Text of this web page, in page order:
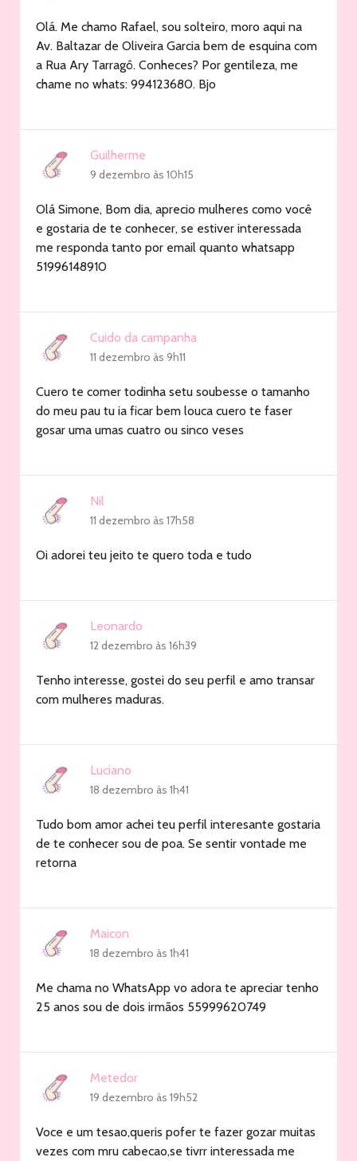
Olá. Me chamo Rafael, sou solteiro, moro aqui na
Av. Baltazar de Oliveira Garcia bem de esquina com
a Rua Ary Tarragô. Conheces? Por gentileza, me
chame no whats: 994123680. Bjo
Guilherme
9 dezembro às 10h15
Olá Simone, Bom dia, aprecio mulheres como você
e gostaria de te conhecer, se estiver interessada
me responda tanto por email quanto whatsapp
51996148910
Cuido da campanha
11 dezembro às 9h11
Cuero te comer todinha setu soubesse o tamanho
do meu pau tu ia ficar bem louca cuero te faser
gosar uma umas cuatro ou sinco veses
Nil
11 dezembro às 17h58
Oi adorei teu jeito te quero toda e tudo
Leonardo
12 dezembro às 16h39
Tenho interesse, gostei do seu perfil e amo transar
com mulheres maduras.
Luciano
18 dezembro às 1h41
Tudo bom amor achei teu perfil interesante gostaria
de te conhecer sou de poa. Se sentir vontade me
retorna
Maicon
18 dezembro às 1h41
Me chama no WhatsApp vo adora te apreciar tenho
25 anos sou de dois irmãos 55999620749
Metedor
19 dezembro às 19h52
Voce e um tesao,queris pofer te fazer gozar muitas
vezes com mru cabecao,se tivrr interessada me